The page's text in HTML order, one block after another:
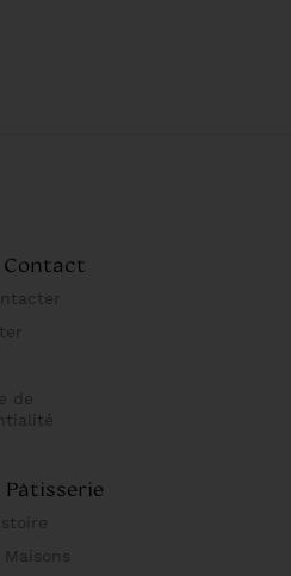
Contact
de
Pâtisserie